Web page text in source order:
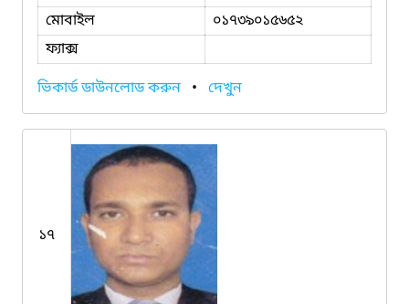
মোবাইল
০১৭৩৯০১৫৬৫২
ফ্যাক্স
ভিকার্ড ডাউনলোড করুন • দেখুন
১৭